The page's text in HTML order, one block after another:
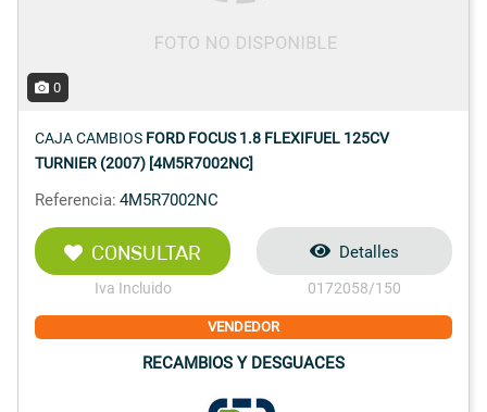
0
CAJA CAMBIOS FORD FOCUS 1.8 FLEXIFUEL 125CV
TURNIER (2007) [4M5R7002NC]
Referencia: 4M5R7002NC
CONSULTAR
Iva Incluido
Detalles
0172058/150
VENDEDOR
RECAMBIOS Y DESGUACES